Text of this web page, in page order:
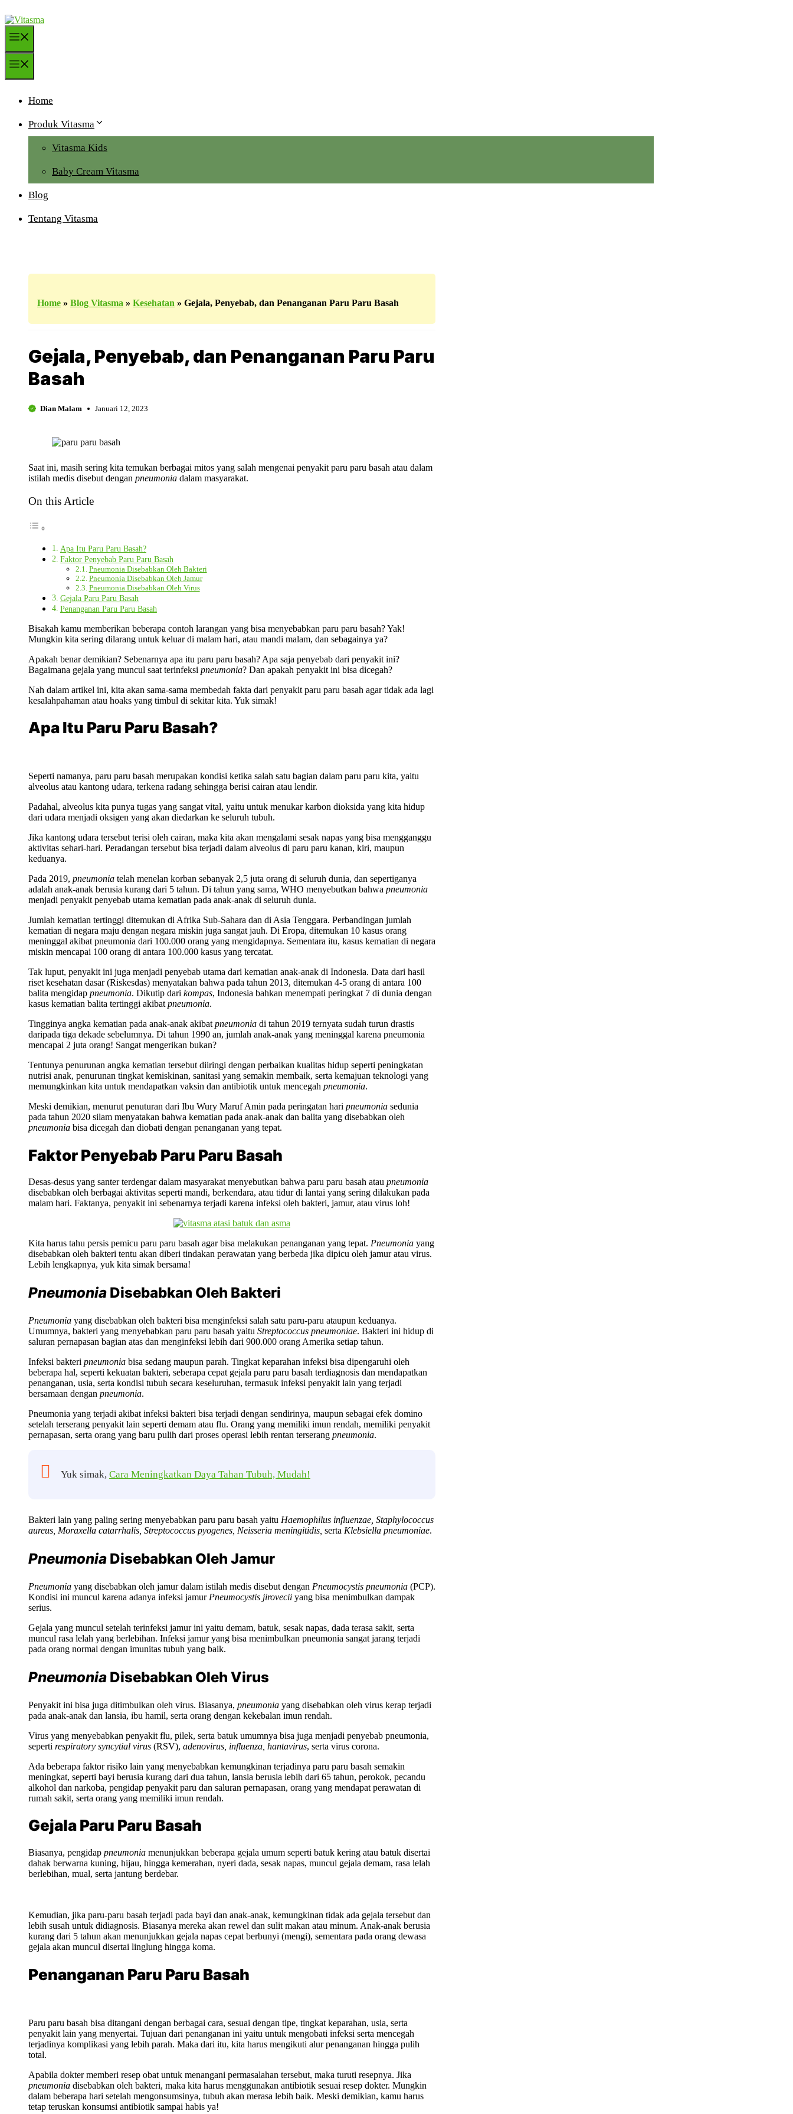
ke
Home
Produk Vitasma
Vitasma Kids
Baby Cream Vitasma
Blog
Tentang Vitasma
Home » Blog Vitasma » Kesehatan » Gejala, Penyebab, dan Penanganan Paru Paru Basah
Gejala, Penyebab, dan Penanganan Paru Paru
Basah
Dian Malam Januari 12, 2023
Saat ini, masih sering kita temukan berbagai mitos yang salah mengenai penyakit paru paru basah atau dalam
istilah medis disebut dengan pneumonia dalam masyarakat.
On this Article
Apa Itu Paru Paru Basah?
Faktor Penyebab Paru Paru Basah
Pneumonia Disebabkan Oleh Bakteri
Pneumonia Disebabkan Oleh Jamur
Pneumonia Disebabkan Oleh Virus
Gejala Paru Paru Basah
Penanganan Paru Paru Basah
Bisakah kamu memberikan beberapa contoh larangan yang bisa menyebabkan paru paru basah? Yak!
Mungkin kita sering dilarang untuk keluar di malam hari, atau mandi malam, dan sebagainya ya?
Apakah benar demikian? Sebenarnya apa itu paru paru basah? Apa saja penyebab dari penyakit ini?
Bagaimana gejala yang muncul saat terinfeksi pneumonia? Dan apakah penyakit ini bisa dicegah?
Nah dalam artikel ini, kita akan sama-sama membedah fakta dari penyakit paru paru basah agar tidak ada lagi
kesalahpahaman atau hoaks yang timbul di sekitar kita. Yuk simak!
Apa Itu Paru Paru Basah?
Seperti namanya, paru paru basah merupakan kondisi ketika salah satu bagian dalam paru paru kita, yaitu
alveolus atau kantong udara, terkena radang sehingga berisi cairan atau lendir.
Padahal, alveolus kita punya tugas yang sangat vital, yaitu untuk menukar karbon dioksida yang kita hidup
dari udara menjadi oksigen yang akan diedarkan ke seluruh tubuh.
Jika kantong udara tersebut terisi oleh cairan, maka kita akan mengalami sesak napas yang bisa mengganggu
aktivitas sehari-hari. Peradangan tersebut bisa terjadi dalam alveolus di paru paru kanan, kiri, maupun
keduanya.
Pada 2019, pneumonia telah menelan korban sebanyak 2,5 juta orang di seluruh dunia, dan sepertiganya
adalah anak-anak berusia kurang dari 5 tahun. Di tahun yang sama, WHO menyebutkan bahwa pneumonia
menjadi penyakit penyebab utama kematian pada anak-anak di seluruh dunia.
Jumlah kematian tertinggi ditemukan di Afrika Sub-Sahara dan di Asia Tenggara. Perbandingan jumlah
kematian di negara maju dengan negara miskin juga sangat jauh. Di Eropa, ditemukan 10 kasus orang
meninggal akibat pneumonia dari 100.000 orang yang mengidapnya. Sementara itu, kasus kematian di negara
miskin mencapai 100 orang di antara 100.000 kasus yang tercatat.
Tak luput, penyakit ini juga menjadi penyebab utama dari kematian anak-anak di Indonesia. Data dari hasil
riset kesehatan dasar (Riskesdas) menyatakan bahwa pada tahun 2013, ditemukan 4-5 orang di antara 100
balita mengidap pneumonia. Dikutip dari kompas, Indonesia bahkan menempati peringkat 7 di dunia dengan
kasus kematian balita tertinggi akibat pneumonia.
Tingginya angka kematian pada anak-anak akibat pneumonia di tahun 2019 ternyata sudah turun drastis
daripada tiga dekade sebelumnya. Di tahun 1990 an, jumlah anak-anak yang meninggal karena pneumonia
mencapai 2 juta orang! Sangat mengerikan bukan?
Tentunya penurunan angka kematian tersebut diiringi dengan perbaikan kualitas hidup seperti peningkatan
nutrisi anak, penurunan tingkat kemiskinan, sanitasi yang semakin membaik, serta kemajuan teknologi yang
memungkinkan kita untuk mendapatkan vaksin dan antibiotik untuk mencegah pneumonia.
Meski demikian, menurut penuturan dari Ibu Wury Maruf Amin pada peringatan hari pneumonia sedunia
pada tahun 2020 silam menyatakan bahwa kematian pada anak-anak dan balita yang disebabkan oleh
pneumonia bisa dicegah dan diobati dengan penanganan yang tepat.
Faktor Penyebab Paru Paru Basah
Desas-desus yang santer terdengar dalam masyarakat menyebutkan bahwa paru paru basah atau pneumonia
disebabkan oleh berbagai aktivitas seperti mandi, berkendara, atau tidur di lantai yang sering dilakukan pada
malam hari. Faktanya, penyakit ini sebenarnya terjadi karena infeksi oleh bakteri, jamur, atau virus loh!
Kita harus tahu persis pemicu paru paru basah agar bisa melakukan penanganan yang tepat. Pneumonia yang
disebabkan oleh bakteri tentu akan diberi tindakan perawatan yang berbeda jika dipicu oleh jamur atau virus.
Lebih lengkapnya, yuk kita simak bersama!
Pneumonia Disebabkan Oleh Bakteri
Pneumonia yang disebabkan oleh bakteri bisa menginfeksi salah satu paru-paru ataupun keduanya.
Umumnya, bakteri yang menyebabkan paru paru basah yaitu Streptococcus pneumoniae. Bakteri ini hidup di
saluran pernapasan bagian atas dan menginfeksi lebih dari 900.000 orang Amerika setiap tahun.
Infeksi bakteri pneumonia bisa sedang maupun parah. Tingkat keparahan infeksi bisa dipengaruhi oleh
beberapa hal, seperti kekuatan bakteri, seberapa cepat gejala paru paru basah terdiagnosis dan mendapatkan
penanganan, usia, serta kondisi tubuh secara keseluruhan, termasuk infeksi penyakit lain yang terjadi
bersamaan dengan pneumonia.
Pneumonia yang terjadi akibat infeksi bakteri bisa terjadi dengan sendirinya, maupun sebagai efek domino
setelah terserang penyakit lain seperti demam atau flu. Orang yang memiliki imun rendah, memiliki penyakit
pernapasan, serta orang yang baru pulih dari proses operasi lebih rentan terserang pneumonia.
Yuk simak, Cara Meningkatkan Daya Tahan Tubuh, Mudah!
Bakteri lain yang paling sering menyebabkan paru paru basah yaitu Haemophilus influenzae, Staphylococcus
aureus, Moraxella catarrhalis, Streptococcus pyogenes, Neisseria meningitidis, serta Klebsiella pneumoniae.
Pneumonia Disebabkan Oleh Jamur
Pneumonia yang disebabkan oleh jamur dalam istilah medis disebut dengan Pneumocystis pneumonia (PCP).
Kondisi ini muncul karena adanya infeksi jamur Pneumocystis jirovecii yang bisa menimbulkan dampak
serius.
Gejala yang muncul setelah terinfeksi jamur ini yaitu demam, batuk, sesak napas, dada terasa sakit, serta
muncul rasa lelah yang berlebihan. Infeksi jamur yang bisa menimbulkan pneumonia sangat jarang terjadi
pada orang normal dengan imunitas tubuh yang baik.
Pneumonia Disebabkan Oleh Virus
Penyakit ini bisa juga ditimbulkan oleh virus. Biasanya, pneumonia yang disebabkan oleh virus kerap terjadi
pada anak-anak dan lansia, ibu hamil, serta orang dengan kekebalan imun rendah.
Virus yang menyebabkan penyakit flu, pilek, serta batuk umumnya bisa juga menjadi penyebab pneumonia,
seperti respiratory syncytial virus (RSV), adenovirus, influenza, hantavirus, serta virus corona.
Ada beberapa faktor risiko lain yang menyebabkan kemungkinan terjadinya paru paru basah semakin
meningkat, seperti bayi berusia kurang dari dua tahun, lansia berusia lebih dari 65 tahun, perokok, pecandu
alkohol dan narkoba, pengidap penyakit paru dan saluran pernapasan, orang yang mendapat perawatan di
rumah sakit, serta orang yang memiliki imun rendah.
Gejala Paru Paru Basah
Biasanya, pengidap pneumonia menunjukkan beberapa gejala umum seperti batuk kering atau batuk disertai
dahak berwarna kuning, hijau, hingga kemerahan, nyeri dada, sesak napas, muncul gejala demam, rasa lelah
berlebihan, mual, serta jantung berdebar.
Kemudian, jika paru-paru basah terjadi pada bayi dan anak-anak, kemungkinan tidak ada gejala tersebut dan
lebih susah untuk didiagnosis. Biasanya mereka akan rewel dan sulit makan atau minum. Anak-anak berusia
kurang dari 5 tahun akan menunjukkan gejala napas cepat berbunyi (mengi), sementara pada orang dewasa
gejala akan muncul disertai linglung hingga koma.
Penanganan Paru Paru Basah
Paru paru basah bisa ditangani dengan berbagai cara, sesuai dengan tipe, tingkat keparahan, usia, serta
penyakit lain yang menyertai. Tujuan dari penanganan ini yaitu untuk mengobati infeksi serta mencegah
terjadinya komplikasi yang lebih parah. Maka dari itu, kita harus mengikuti alur penanganan hingga pulih
total.
Apabila dokter memberi resep obat untuk menangani permasalahan tersebut, maka turuti resepnya. Jika
pneumonia disebabkan oleh bakteri, maka kita harus menggunakan antibiotik sesuai resep dokter. Mungkin
dalam beberapa hari setelah mengonsumsinya, tubuh akan merasa lebih baik. Meski demikian, kamu harus
tetap teruskan konsumsi antibiotik sampai habis ya!